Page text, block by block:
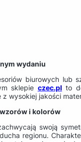
wydaniu
biurowych lub
sklepie czec.pl to
wysokiej jakości
i kolorów
swoją
regionu.